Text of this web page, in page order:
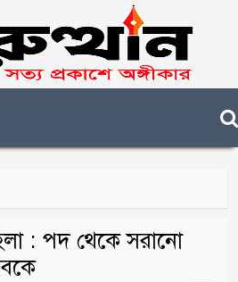
: পদ থেকে সরানো